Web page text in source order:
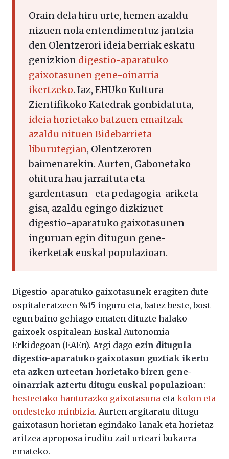
Orain dela hiru urte, hemen azaldu
nizuen nola entendimentuz jantzia
den Olentzerori ideia berriak eskatu
genizkion digestio-aparatuko
gaixotasunen gene-oinarria
ikertzeko. Iaz, EHUko Kultura
Zientifikoko Katedrak gonbidatuta,
ideia horietako batzuen emaitzak
azaldu nituen Bidebarrieta
liburutegian, Olentzeroren
baimenarekin. Aurten, Gabonetako
ohitura hau jarraituta eta
gardentasun- eta pedagogia-ariketa
gisa, azaldu egingo dizkizuet
digestio-aparatuko gaixotasunen
inguruan egin ditugun gene-
ikerketak euskal populazioan.
Digestio-aparatuko gaixotasunek eragiten dute
ospitaleratzeen %15 inguru eta, batez beste, bost
egun baino gehiago ematen dituzte halako
gaixoek ospitalean Euskal Autonomia
Erkidegoan (EAEn). Argi dago ezin ditugula
digestio-aparatuko gaixotasun guztiak ikertu
eta azken urteetan horietako biren gene-
oinarriak aztertu ditugu euskal populazioan:
hesteetako hanturazko gaixotasuna eta kolon eta
ondesteko minbizia. Aurten argitaratu ditugu
gaixotasun horietan egindako lanak eta horietaz
aritzea aproposa iruditu zait urteari bukaera
emateko.